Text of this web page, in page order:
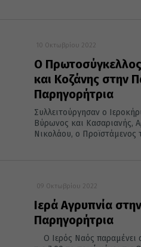
10 Οκτωβρίου 2022
Ο
και Κοζάνης στην
Παρηγορήτρια
Συλλειτούργησαν ο
Βύρωνος και Κασαριανής,
Νικολάου, ο Προϊστάμενος
09 Οκτωβρίου 2022
Ιερά Αγρυπνία
Παρηγορήτρια
Ο Ιερός Ναός παραμένει